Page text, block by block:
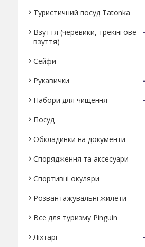
Туристичний посуд Tatonka
Взуття (черевики, трекінгове
взуття)
Сейфи
Рукавички
Набори для чищення
Посуд
Обкладинки на документи
Спорядження та аксесуари
Спортивні окуляри
Розвантажувальні жилети
Все для туризму Pinguin
Ліхтарі